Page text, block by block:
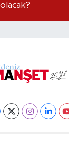
olacak?